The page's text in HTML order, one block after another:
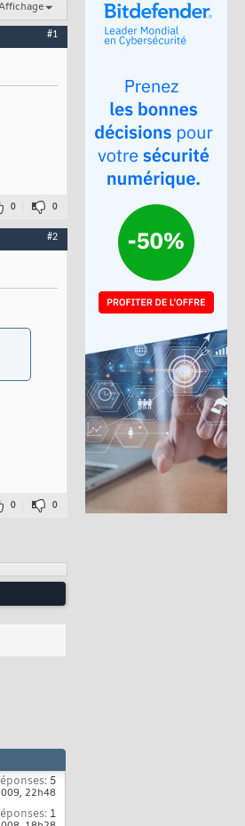
#1
0 0
#2
0 0
5
22h48
1